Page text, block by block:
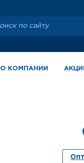
О КОМПАНИИ